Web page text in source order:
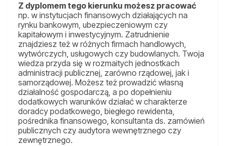
Z dyplomem tego kierunku możesz pracować
np. w instytucjach finansowych działających na
rynku bankowym, ubezpieczeniowym czy
kapitałowym i inwestycyjnym. Zatrudnienie
znajdziesz też w różnych firmach handlowych,
wytwórczych, usługowych czy budowlanych. Twoja
wiedza przyda się w rozmaitych jednostkach
administracji publicznej, zarówno rządowej, jak i
samorządowej. Możesz też prowadzić własną
działalność gospodarczą, a po dopełnieniu
dodatkowych warunków działać w charakterze
doradcy podatkowego, biegłego rewidenta,
pośrednika finansowego, konsultanta ds. zamówień
publicznych czy audytora wewnętrznego czy
zewnętrznego.